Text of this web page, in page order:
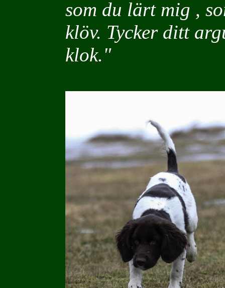
som du lärt mig ,
klöv. Tycker ditt
klok."